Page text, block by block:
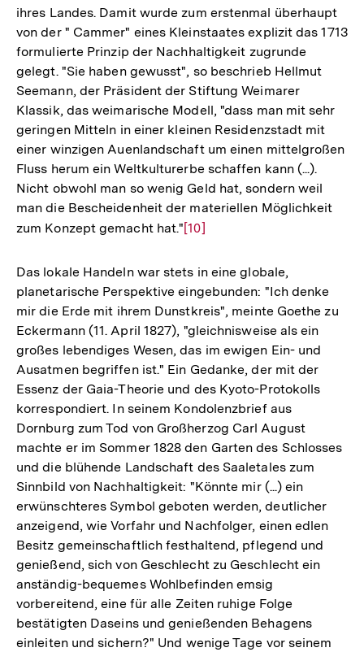
ihres Landes. Damit wurde zum erstenmal überhaupt
von der " Cammer" eines Kleinstaates explizit das 1713
formulierte Prinzip der Nachhaltigkeit zugrunde
gelegt. "Sie haben gewusst", so beschrieb Hellmut
Seemann, der Präsident der Stiftung Weimarer
Klassik, das weimarische Modell, "dass man mit sehr
geringen Mitteln in einer kleinen Residenzstadt mit
einer winzigen Auenlandschaft um einen mittelgroßen
Fluss herum ein Weltkulturerbe schaffen kann (...).
Nicht obwohl man so wenig Geld hat, sondern weil
man die Bescheidenheit der materiellen Möglichkeit
zum Konzept gemacht hat."Zur
der
Fußnote
[10]
Das lokale Handeln war stets in eine globale,
planetarische Perspektive eingebunden: "Ich denke
mir die Erde mit ihrem Dunstkreis", meinte Goethe zu
Eckermann (11. April 1827), "gleichnisweise als ein
großes lebendiges Wesen, das im ewigen Ein- und
Ausatmen begriffen ist." Ein Gedanke, der mit der
Essenz der Gaia-Theorie und des Kyoto-Protokolls
korrespondiert. In seinem Kondolenzbrief aus
Dornburg zum Tod von Großherzog Carl August
machte er im Sommer 1828 den Garten des Schlosses
und die blühende Landschaft des Saaletales zum
Sinnbild von Nachhaltigkeit: "Könnte mir (...) ein
erwünschteres Symbol geboten werden, deutlicher
anzeigend, wie Vorfahr und Nachfolger, einen edlen
Besitz gemeinschaftlich festhaltend, pflegend und
genießend, sich von Geschlecht zu Geschlecht ein
anständig-bequemes Wohlbefinden emsig
vorbereitend, eine für alle Zeiten ruhige Folge
bestätigten Daseins und genießenden Behagens
einleiten und sichern?" Und wenige Tage vor seinem